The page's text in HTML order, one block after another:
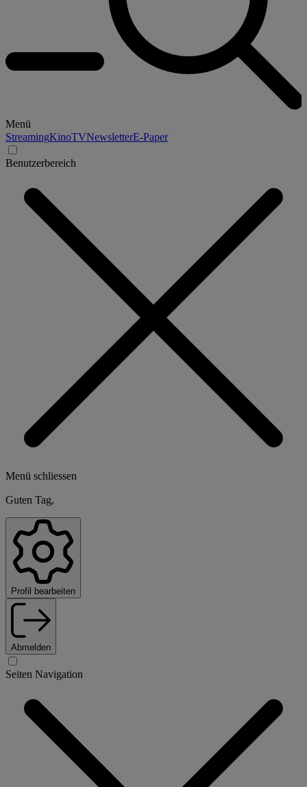
Menü
StreamingKinoTVNewsletterE-Paper
Benutzerbereich
Menü schliessen
Guten Tag,
Profil bearbeiten
Abmelden
Seiten Navigation